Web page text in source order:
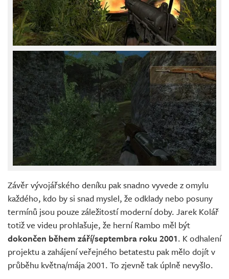
Závěr vývojářského deníku pak snadno vyvede z omylu
každého, kdo by si snad myslel, že odklady nebo posuny
termínů jsou pouze záležitostí moderní doby. Jarek Kolář
totiž ve videu prohlašuje, že herní Rambo měl být
dokončen během září/septembra roku 2001. K odhalení
projektu a zahájení veřejného betatestu pak mělo dojít v
průběhu května/mája 2001. To zjevně tak úplně nevyšlo.